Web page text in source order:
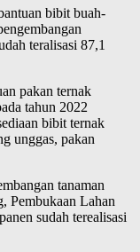
bibit buah-
teralisasi 87,1
pakan ternak
tahun 2022
bibit ternak
unggas, pakan
tanaman
Pembukaan Lahan
sudah terealisasi